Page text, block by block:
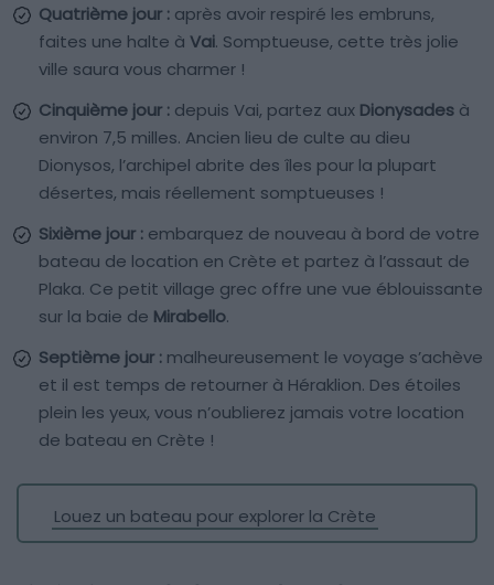
Quatrième jour : après avoir respiré les embruns,
faites une halte à Vai. Somptueuse, cette très jolie
ville saura vous charmer !
Cinquième jour : depuis Vai, partez aux Dionysades à
environ 7,5 milles. Ancien lieu de culte au dieu
Dionysos, l’archipel abrite des îles pour la plupart
désertes, mais réellement somptueuses !
Sixième jour : embarquez de nouveau à bord de votre
bateau de location en Crète et partez à l’assaut de
Plaka. Ce petit village grec offre une vue éblouissante
sur la baie de Mirabello.
Septième jour : malheureusement le voyage s’achève
et il est temps de retourner à Héraklion. Des étoiles
plein les yeux, vous n’oublierez jamais votre location
de bateau en Crète !
Louez un bateau pour explorer la Crète